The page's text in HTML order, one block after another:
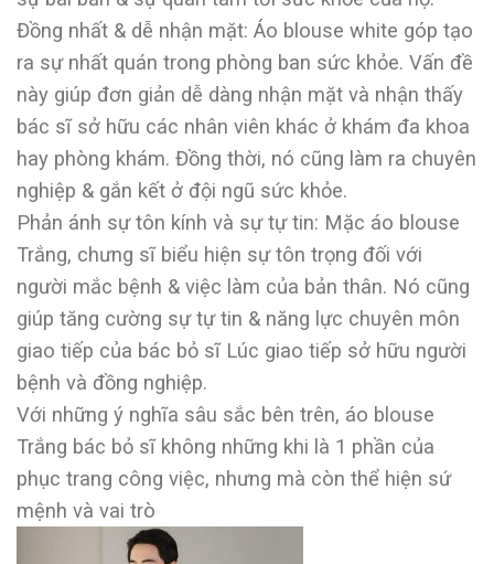
Đồng nhất & dễ nhận mặt: Áo blouse white góp tạo
ra sự nhất quán trong phòng ban sức khỏe. Vấn đề
này giúp đơn giản dễ dàng nhận mặt và nhận thấy
bác sĩ sở hữu các nhân viên khác ở khám đa khoa
hay phòng khám. Đồng thời, nó cũng làm ra chuyên
nghiệp & gắn kết ở đội ngũ sức khỏe.
Phản ánh sự tôn kính và sự tự tin: Mặc áo blouse
Trắng, chưng sĩ biểu hiện sự tôn trọng đối với
người mắc bệnh & việc làm của bản thân. Nó cũng
giúp tăng cường sự tự tin & năng lực chuyên môn
giao tiếp của bác bỏ sĩ Lúc giao tiếp sở hữu người
bệnh và đồng nghiệp.
Với những ý nghĩa sâu sắc bên trên, áo blouse
Trắng bác bỏ sĩ không những khi là 1 phần của
phục trang công việc, nhưng mà còn thể hiện sứ
mệnh và vai trò